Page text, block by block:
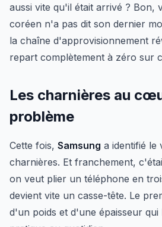
aussi vite qu'il était arrivé ? Bon,
coréen n'a pas dit son dernier
la chaîne d'approvisionnement
repart complètement à zéro sur
Les charnières au
problème
Cette fois, Samsung a identifié le
charnières. Et franchement,
on veut plier un téléphone en
devient vite un casse-tête. Le
d'un poids et d'une épaisseur qui